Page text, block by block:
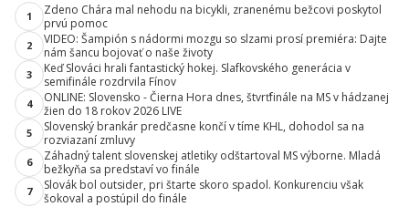
1
Zdeno Chára mal nehodu na bicykli, zranenému bežcovi poskytol
prvú pomoc
2
VIDEO: Šampión s nádormi mozgu so slzami prosí premiéra: Dajte
nám šancu bojovať o naše životy
3
Keď Slováci hrali fantastický hokej. Slafkovského generácia v
semifinále rozdrvila Fínov
4
ONLINE: Slovensko - Čierna Hora dnes, štvrťfinále na MS v hádzanej
žien do 18 rokov 2026 LIVE
5
Slovenský brankár predčasne končí v tíme KHL, dohodol sa na
rozviazaní zmluvy
6
Záhadný talent slovenskej atletiky odštartoval MS výborne. Mladá
bežkyňa sa predstaví vo finále
7
Slovák bol outsider, pri štarte skoro spadol. Konkurenciu však
šokoval a postúpil do finále